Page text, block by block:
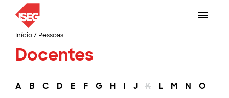
Início/ Pessoas
Docentes
A B C D E F G H I J K L M N O